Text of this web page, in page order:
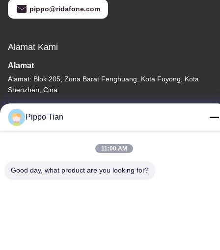
pippo@ridafone.com
Alamat Kami
Alamat
Alamat: Blok 205, Zona Barat Fenghuang, Kota Fuyong, Kota
Shenzhen, Cina
Telp
86--13590447319
Pippo Tian
11:00 AM
Good day, what product are you looking for?